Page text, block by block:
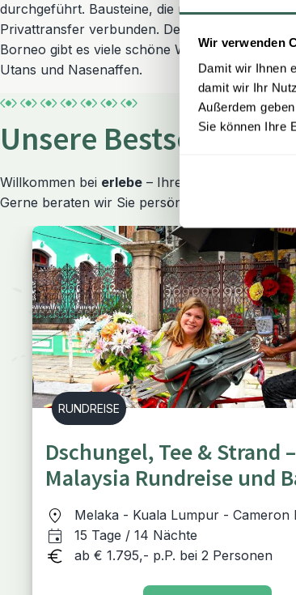
Wir verwenden
Damit wir Ihnen
damit wir Ihr
Außerdem
Sie können Ihre
durchgeführt. Bausteine, die nahe beieinander
Privattransfer verbunden. Der Chauffeur
Borneo gibt es viele schöne Wanderungen.
Utans und Nasenaffen.
Unsere Bestseller-
Willkommen bei erlebe – Ihrem persönlichen
Gerne beraten wir Sie persönlich und erstellen
RUNDREISE
Dschungel, Tee & Strand –
Malaysia Rundreise und
Melaka - Kuala Lumpur - Cameron
Belum Regenwald - Pulau
Lumpur
15 Tage / 14 Nächte
ab € 1.795,- p.P. bei 2 Personen